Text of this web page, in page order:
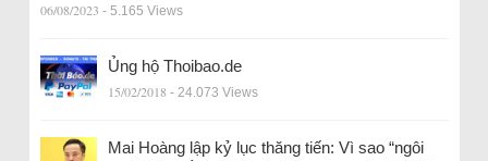
06/08/2023 - 5.165 Views
Ủng hộ Thoibao.de
15/02/2018 - 24.073 Views
Mai Hoàng lập kỷ lục thăng tiến: Vì sao “ngôi